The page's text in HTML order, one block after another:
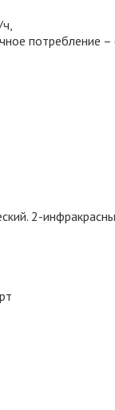
потребление
2-